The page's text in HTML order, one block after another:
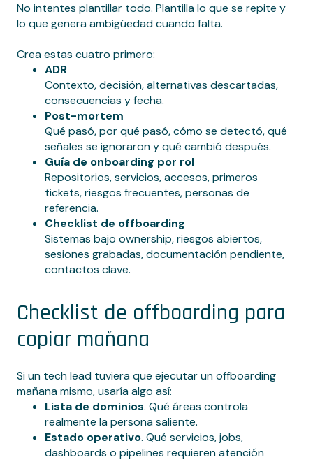
No intentes plantillar todo. Plantilla lo que se repite y
lo que genera ambigüedad cuando falta.
Crea estas cuatro primero:
ADR
Contexto, decisión, alternativas descartadas,
consecuencias y fecha.
Post-mortem
Qué pasó, por qué pasó, cómo se detectó, qué
señales se ignoraron y qué cambió después.
Guía de onboarding por rol
Repositorios, servicios, accesos, primeros
tickets, riesgos frecuentes, personas de
referencia.
Checklist de offboarding
Sistemas bajo ownership, riesgos abiertos,
sesiones grabadas, documentación pendiente,
contactos clave.
Checklist de offboarding para
copiar mañana
Si un tech lead tuviera que ejecutar un offboarding
mañana mismo, usaría algo así:
Lista de dominios. Qué áreas controla
realmente la persona saliente.
Estado operativo. Qué servicios, jobs,
dashboards o pipelines requieren atención